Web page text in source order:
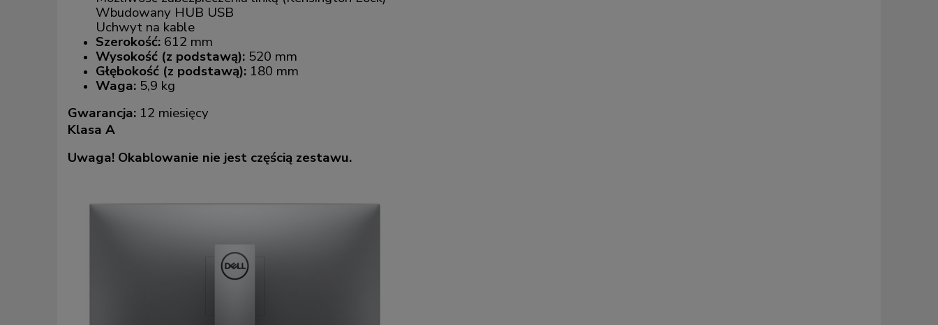
Wbudowany HUB USB
Uchwyt na kable
Szerokość: 612 mm
Wysokość (z podstawą): 520 mm
Głębokość (z podstawą): 180 mm
Waga: 5,9 kg
Gwarancja: 12 miesięcy
Klasa A
Uwaga! Okablowanie nie jest częścią zestawu.